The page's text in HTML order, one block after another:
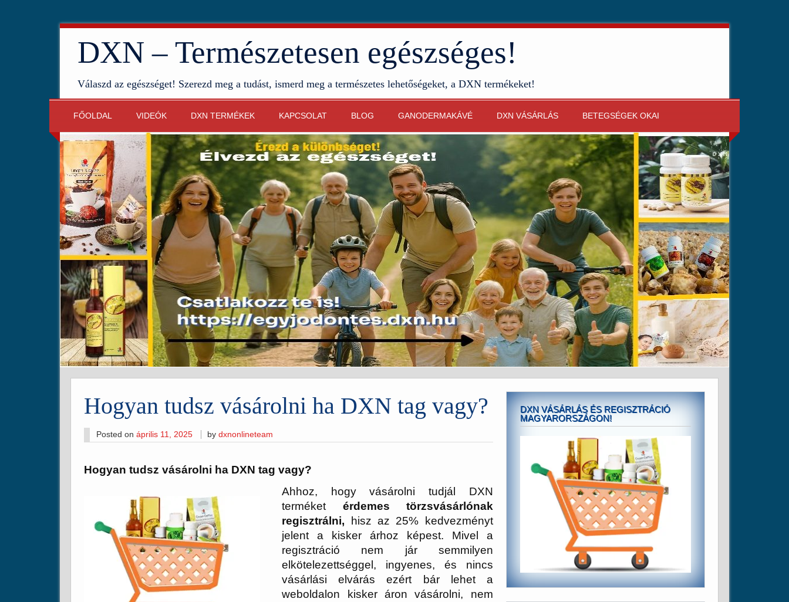
DXN – Természetesen egészséges!
Válaszd az egészséget! Szerezd meg a tudást, ismerd meg a természetes lehetőségeket, a DXN termékeket!
FŐOLDAL VIDEÓK DXN TERMÉKEK KAPCSOLAT BLOG GANODERMAKÁVÉ DXN VÁSÁRLÁS BETEGSÉGEK OKAI
Hogyan tudsz vásárolni ha DXN tag vagy?
Posted on április 11, 2025 bydxnonlineteam
Hogyan tudsz vásárolni ha DXN tag vagy?
Ahhoz, hogy vásárolni tudjál DXN
terméket érdemes törzsvásárlónak
regisztrálni, hisz az 25% kedvezményt
jelent a kisker árhoz képest. Mivel a
regisztráció nem jár semmilyen
elkötelezettséggel, ingyenes, és nincs
vásárlási elvárás ezért bár lehet a
weboldalon kisker áron vásárolni, nem
DXN VÁSÁRLÁS ÉS REGISZTRÁCIÓ
MAGYARORSZÁGON!